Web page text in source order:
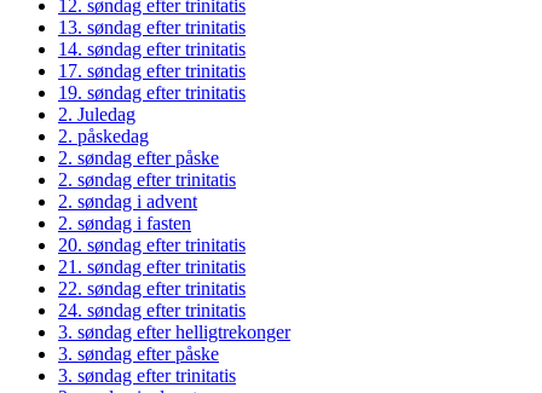
12. søndag efter trinitatis
13. søndag efter trinitatis
14. søndag efter trinitatis
17. søndag efter trinitatis
19. søndag efter trinitatis
2. Juledag
2. påskedag
2. søndag efter påske
2. søndag efter trinitatis
2. søndag i advent
2. søndag i fasten
20. søndag efter trinitatis
21. søndag efter trinitatis
22. søndag efter trinitatis
24. søndag efter trinitatis
3. søndag efter helligtrekonger
3. søndag efter påske
3. søndag efter trinitatis